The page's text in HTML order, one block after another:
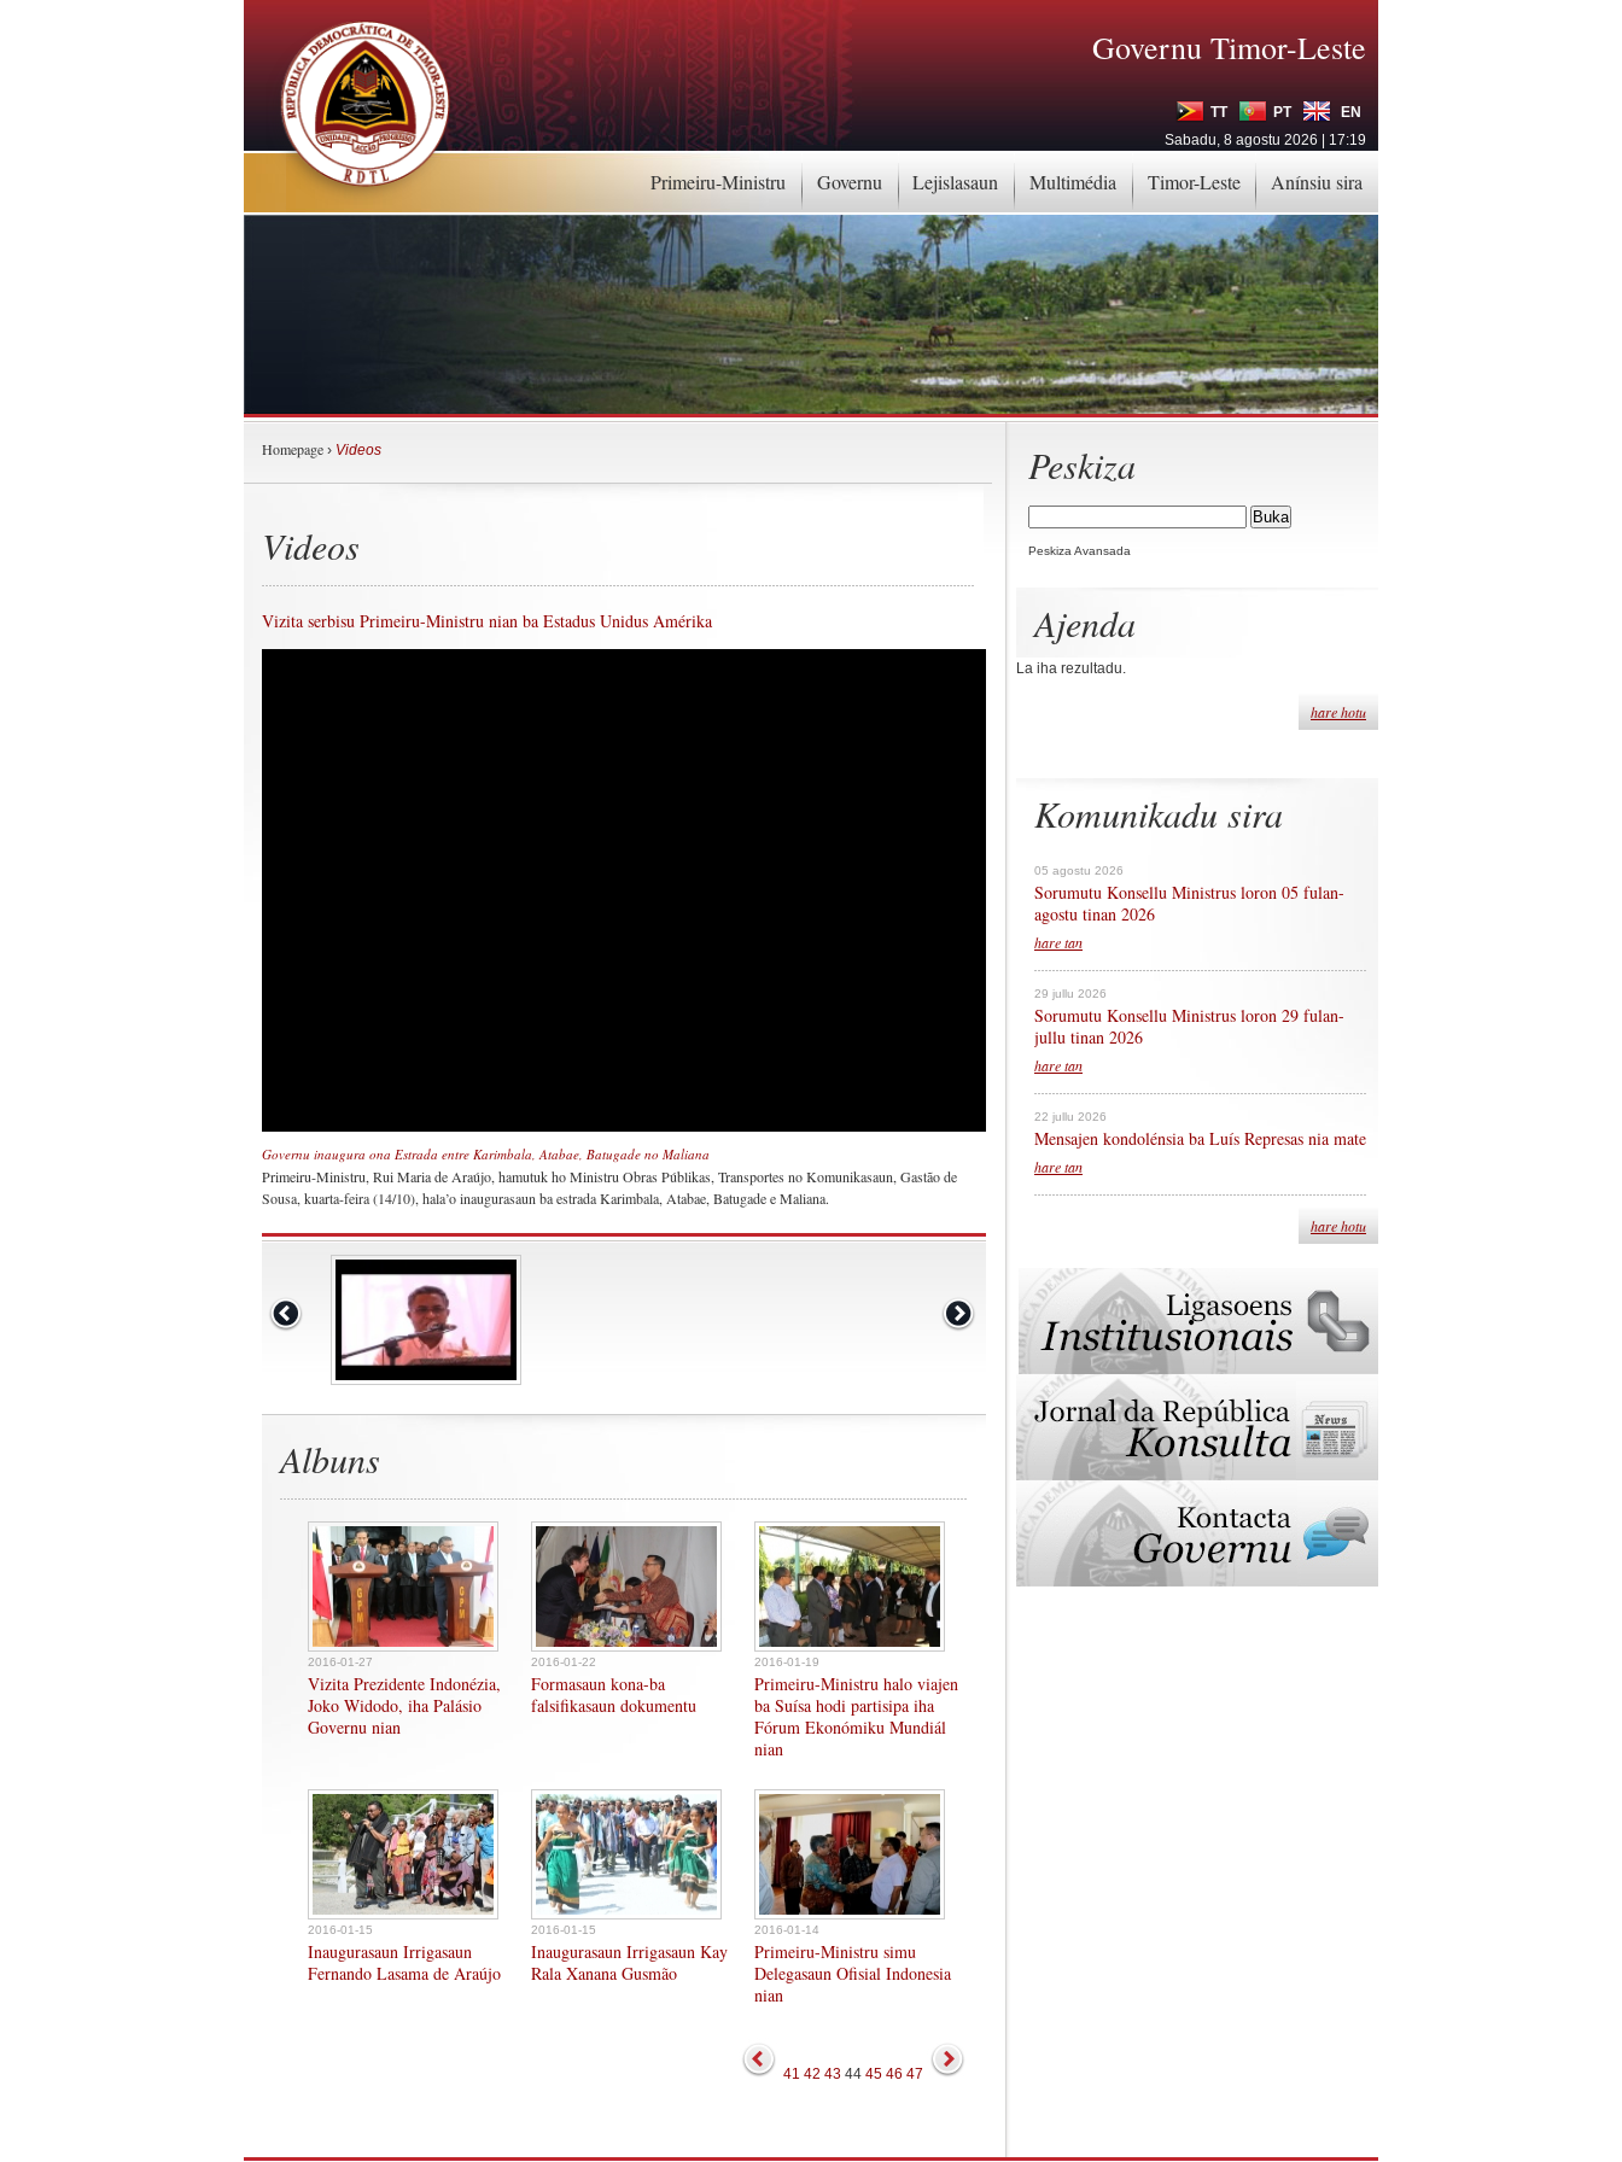
Primeiru-Ministru Governu Lejislasaun Multimédia Timor-Leste Anínsiu sira
Governu Timor-Leste
TT PT
EN
Sabadu, 8 agostu 2026 | 17:19
Peskiza
Peskiza Avansada
Ajenda
La iha rezultadu.
hare hotu
Komunikadu sira
05 agostu 2026
Sorumutu Konsellu Ministrus loron 05 fulan-
agostu tinan 2026
hare tan
29 jullu 2026
Sorumutu Konsellu Ministrus loron 29 fulan-
jullu tinan 2026
hare tan
22 jullu 2026
Mensajen kondolénsia ba Luís Represas nia mate
hare tan
hare hotu
Homepage › Videos
Videos
Vizita serbisu Primeiru-Ministru nian ba Estadus Unidus Amérika
Governu inaugura ona Estrada entre Karimbala, Atabae, Batugade no Maliana
Primeiru-Ministru, Rui Maria de Araújo, hamutuk ho Ministru Obras Públikas, Transportes no Komunikasaun, Gastão de
Sousa, kuarta-feira (14/10), hala’o inaugurasaun ba estrada Karimbala, Atabae, Batugade e Maliana.
Albuns
2016-01-27
Vizita Prezidente Indonézia,
Joko Widodo, iha Palásio
Governu nian
2016-01-22
Formasaun kona-ba
falsifikasaun dokumentu
2016-01-19
Primeiru-Ministru halo viajen
ba Suísa hodi partisipa iha
Fórum Ekonómiku Mundiál
nian
2016-01-15
Inaugurasaun Irrigasaun
Fernando Lasama de Araújo
2016-01-15
Inaugurasaun Irrigasaun Kay
Rala Xanana Gusmão
2016-01-14
Primeiru-Ministru simu
Delegasaun Ofisial Indonesia
nian
41 42 43 44 45 46 47